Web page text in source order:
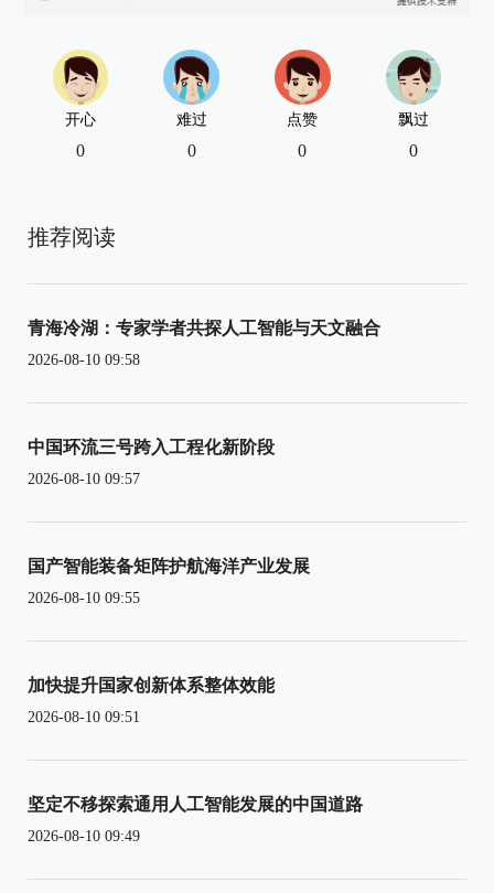
开心
0
难过
0
点赞
0
飘过
0
推荐阅读
青海冷湖：专家学者共探人工智能与天文融合
2026-08-10 09:58
中国环流三号跨入工程化新阶段
2026-08-10 09:57
国产智能装备矩阵护航海洋产业发展
2026-08-10 09:55
加快提升国家创新体系整体效能
2026-08-10 09:51
坚定不移探索通用人工智能发展的中国道路
2026-08-10 09:49